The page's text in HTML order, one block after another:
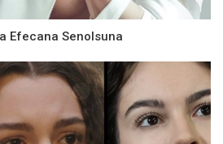
Efecana Senolsuna